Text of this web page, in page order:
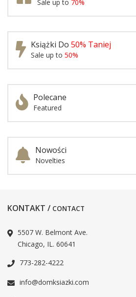
Sale up to 70%
Książki Do 50% Taniej
Sale up to 50%
Polecane
Featured
Nowości
Novelties
KONTAKT / CONTACT
5507 W. Belmont Ave.
Chicago, IL. 60641
773-282-4222
info@domksiazki.com